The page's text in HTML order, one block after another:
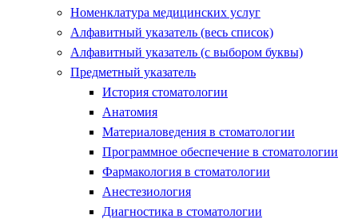
Номенклатура медицинских услуг
Алфавитный указатель (весь список)
Алфавитный указатель (с выбором буквы)
Предметный указатель
История стоматологии
Анатомия
Материаловедения в стоматологии
Программное обеспечение в стоматологии
Фармакология в стоматологии
Анестезиология
Диагностика в стоматологии